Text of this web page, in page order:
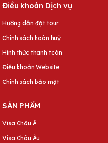
Điều khoản Dịch vụ
Hướng dẫn đặt tour
Chính sách hoàn huỷ
Hình thức thanh toán
Điều khoản Website
Chính sách bảo mật
SẢN PHẨM
Visa Châu Á
Visa Châu Âu